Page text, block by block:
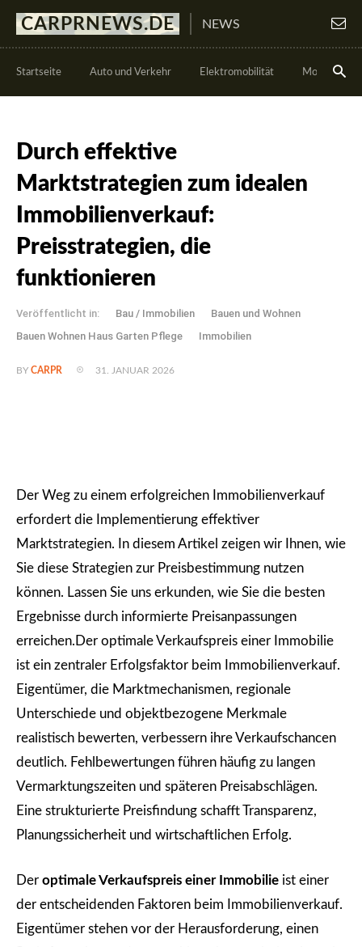
CARPRNEWS.DE NEWS
Startseite Auto und Verkehr Elektromobilität Motorsport
Durch effektive
Marktstrategien zum idealen
Immobilienverkauf:
Preisstrategien, die
funktionieren
Veröffentlicht in: Bau / Immobilien
Bauen und Wohnen
Bauen Wohnen Haus Garten Pflege
Immobilien
BY CARPR 31. JANUAR 2026
Der Weg zu einem erfolgreichen Immobilienverkauf
erfordert die Implementierung effektiver
Marktstrategien. In diesem Artikel zeigen wir Ihnen, wie
Sie diese Strategien zur Preisbestimmung nutzen
können. Lassen Sie uns erkunden, wie Sie die besten
Ergebnisse durch informierte Preisanpassungen
erreichen.Der optimale Verkaufspreis einer Immobilie
ist ein zentraler Erfolgsfaktor beim Immobilienverkauf.
Eigentümer, die Marktmechanismen, regionale
Unterschiede und objektbezogene Merkmale
realistisch bewerten, verbessern ihre Verkaufschancen
deutlich. Fehlbewertungen führen häufig zu langen
Vermarktungszeiten und späteren Preisabschlägen.
Eine strukturierte Preisfindung schafft Transparenz,
Planungssicherheit und wirtschaftlichen Erfolg.
Der optimale Verkaufspreis einer Immobilie ist einer
der entscheidenden Faktoren beim Immobilienverkauf.
Eigentümer stehen vor der Herausforderung, einen